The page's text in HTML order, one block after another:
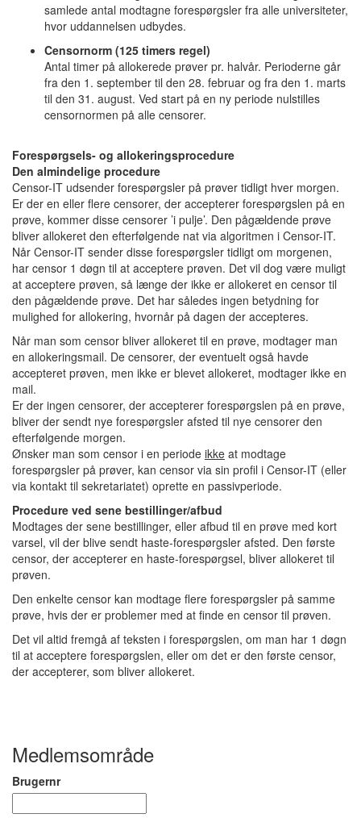
samlede antal modtagne forespørgsler fra alle universiteter,
hvor uddannelsen udbydes.
Censornorm (125 timers regel)
Antal timer på allokerede prøver pr. halvår. Perioderne går
fra den 1. september til den 28. februar og fra den 1. marts
til den 31. august. Ved start på en ny periode nulstilles
censornormen på alle censorer.
Forespørgsels- og allokeringsprocedure
Den almindelige procedure
Censor-IT udsender forespørgsler på prøver tidligt hver morgen.
Er der en eller flere censorer, der accepterer forespørgslen på en
prøve, kommer disse censorer ’i pulje’. Den pågældende prøve
bliver allokeret den efterfølgende nat via algoritmen i Censor-IT.
Når Censor-IT sender disse forespørgsler tidligt om morgenen,
har censor 1 døgn til at acceptere prøven. Det vil dog være muligt
at acceptere prøven, så længe der ikke er allokeret en censor til
den pågældende prøve. Det har således ingen betydning for
mulighed for allokering, hvornår på dagen der accepteres.
Når man som censor bliver allokeret til en prøve, modtager man
en allokeringsmail. De censorer, der eventuelt også havde
accepteret prøven, men ikke er blevet allokeret, modtager ikke en
mail.
Er der ingen censorer, der accepterer forespørgslen på en prøve,
bliver der sendt nye forespørgsler afsted til nye censorer den
efterfølgende morgen.
Ønsker man som censor i en periode ikke at modtage
forespørgsler på prøver, kan censor via sin profil i Censor-IT (eller
via kontakt til sekretariatet) oprette en passivperiode.
Procedure ved sene bestillinger/afbud
Modtages der sene bestillinger, eller afbud til en prøve med kort
varsel, vil der blive sendt haste-forespørgsler afsted. Den første
censor, der accepterer en haste-forespørgsel, bliver allokeret til
prøven.
Den enkelte censor kan modtage flere forespørgsler på samme
prøve, hvis der er problemer med at finde en censor til prøven.
Det vil altid fremgå af teksten i forespørgslen, om man har 1 døgn
til at acceptere forespørgslen, eller om det er den første censor,
der accepterer, som bliver allokeret.
Medlemsområde
Brugernr